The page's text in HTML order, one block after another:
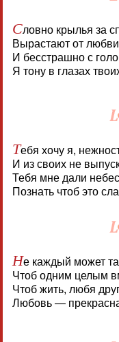
Словно крылья за
Вырастают от
И бесстрашно с
Я тону в глазах
Тебя хочу я,
И из своих не
Тебя мне дали
Познать чтоб это
Не каждый может
Чтоб одним целым
Чтоб жить, любя
Любовь —